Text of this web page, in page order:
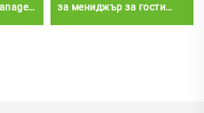
за мениджър за гости